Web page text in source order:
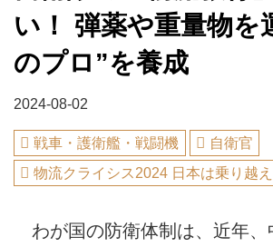
い！ 弾薬や重量物を
のプロ”を養成
2024-08-02
戦車・護衛艦・戦闘機
自衛官
物流クライシス2024 日本は乗り越
わが国の防衛体制は、近年、